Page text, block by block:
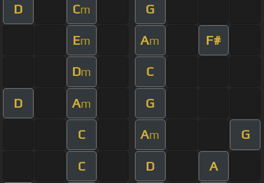
D Cm G
Em Am F#
Dm C
D Am G
C Am G
C D A